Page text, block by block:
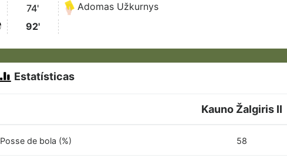
74'
Adomas Užkurnys
92'
Estatísticas
Kauno Žalgiris II
Posse de bola (%) 58